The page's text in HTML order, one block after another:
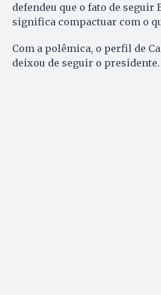
defendeu que o fato de seguir
significa compactuar com o
Com a polêmica, o perfil de
deixou de seguir o presidente.